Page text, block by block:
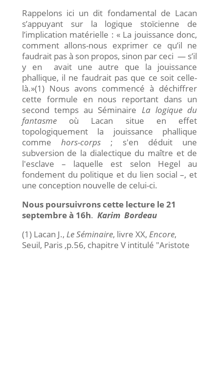
Rappelons ici un dit fondamental de Lacan
s’appuyant sur la logique stoïcienne de
l’implication matérielle : « La jouissance donc,
comment allons-nous exprimer ce qu’il ne
faudrait pas à son propos, sinon par ceci — s’il
y en avait une autre que la jouissance
phallique, il ne faudrait pas que ce soit celle-
là.»(1) Nous avons commencé à déchiffrer
cette formule en nous reportant dans un
second temps au Séminaire La logique du
fantasme où Lacan situe en effet
topologiquement la jouissance phallique
comme hors-corps; s'en déduit une
subversion de la dialectique du maître et de
l'esclave – laquelle est selon Hegel au
fondement du politique et du lien social –, et
une conception nouvelle de celui-ci.
Nous poursuivrons cette lecture le 21
septembre à 16h. Karim Bordeau
(1) Lacan J., Le Séminaire, livre XX, Encore,
Seuil, Paris ,p.56, chapitre V intitulé "Aristote